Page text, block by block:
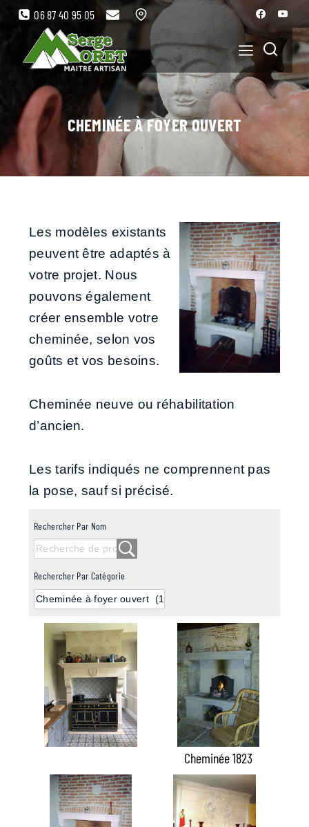
06 87 40 95 05
CHEMINÉE À FOYER OUVERT
Les modèles existants
peuvent être adaptés à
votre projet. Nous
pouvons également
créer ensemble votre
cheminée, selon vos
goûts et vos besoins.
Cheminée neuve ou réhabilitation
d’ancien.
Les tarifs indiqués ne comprennent pas
la pose, sauf si précisé.
Rechercher Par Nom
Rechercher Par Catégorie
Cheminée 1823